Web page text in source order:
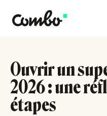
Ouvrir un
2026 : une
étapes